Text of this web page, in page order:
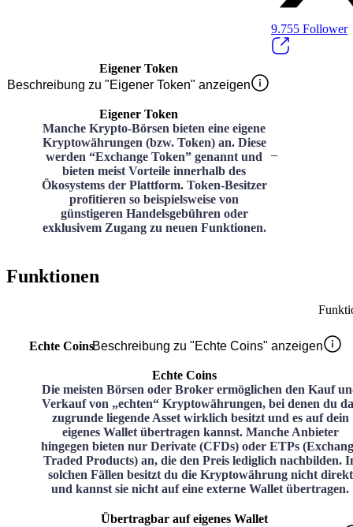
9.755 Follower
Eigener Token
Beschreibung zu "Eigener Token" anzeigen
Eigener Token
Manche Krypto-Börsen bieten eine eigene
Kryptowährungen (bzw. Token) an. Diese
werden “Exchange Token” genannt und
bieten meist Vorteile innerhalb des
Ökosystems der Plattform. Token-Besitzer
profitieren so beispielsweise von
günstigeren Handelsgebühren oder
exklusivem Zugang zu neuen Funktionen.
–
Funktionen
Echte CoinsBeschreibung zu "Echte Coins" anzeigen
Echte Coins
Die meisten Börsen oder Broker ermöglichen den Kauf
Verkauf von „echten“ Kryptowährungen, bei denen du
zugrunde liegende Asset wirklich besitzt und es auf dein
eigenes Wallet übertragen kannst. Manche Anbieter
hingegen bieten nur Derivate (CFDs) oder ETPs
Traded Products) an, die den Preis lediglich nachbilden.
solchen Fällen besitzt du die Kryptowährung nicht direkt
und kannst sie nicht auf eine externe Wallet übertragen.
Übertragbar auf eigenes Wallet